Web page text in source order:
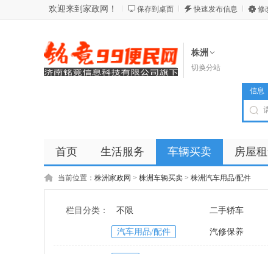
欢迎来到家政网！ 保存到桌面 快速发布信息 修
株洲
切换分站
信息
首页 生活服务 车辆买卖 房屋
商品 店铺
当前位置： 株洲家政网 > 株洲车辆买卖 > 株洲汽车用品/配件
栏目分类： 不限 二手轿车
汽车用品/配件 汽修保养